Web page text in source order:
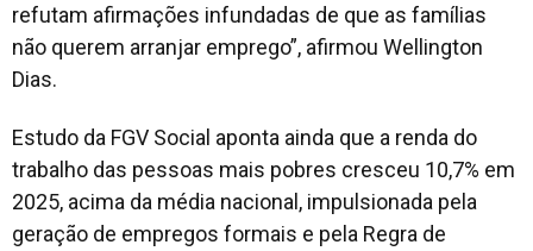
refutam afirmações infundadas de que as famílias
não querem arranjar emprego”, afirmou Wellington
Dias.
Estudo da FGV Social aponta ainda que a renda do
trabalho das pessoas mais pobres cresceu 10,7% em
2025, acima da média nacional, impulsionada pela
geração de empregos formais e pela Regra de